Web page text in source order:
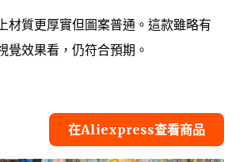
材質更厚實但圖案普通。這款雖略有
覺效果看，仍符合預期。
在Aliexpress查看商品